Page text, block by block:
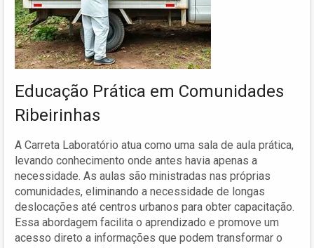
Educação Prática em Comunidades
Ribeirinhas
A Carreta Laboratório atua como uma sala de aula prática,
levando conhecimento onde antes havia apenas a
necessidade. As aulas são ministradas nas próprias
comunidades, eliminando a necessidade de longas
deslocações até centros urbanos para obter capacitação.
Essa abordagem facilita o aprendizado e promove um
acesso direto a informações que podem transformar o